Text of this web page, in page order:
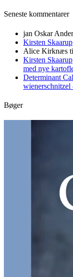
Seneste kommentarer
jan Oskar
Kirsten Skaarup
Alice Kirknæs
Kirsten Skaarup
med nye
Determinant
wienerschnitzel
Bøger